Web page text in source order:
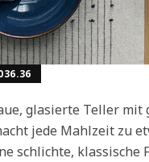
glasierte Teller mit
jede Mahlzeit zu
schlichte, klassische